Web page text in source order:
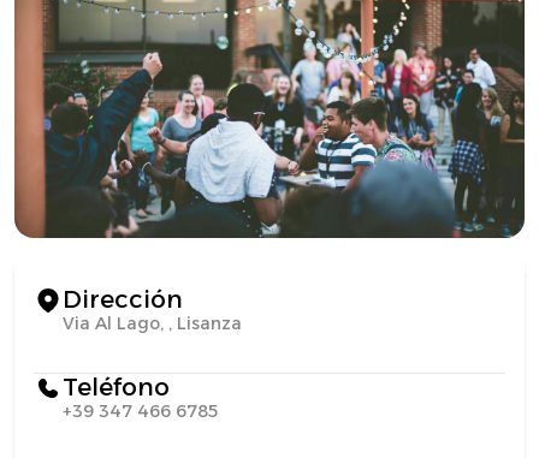
Dirección
Via Al Lago, , Lisanza
Teléfono
+39 347 466 6785